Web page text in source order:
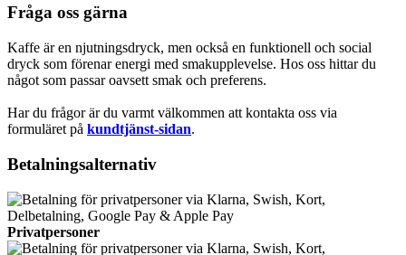
Fråga oss gärna
Kaffe är en njutningsdryck, men också en funktionell och social
dryck som förenar energi med smakupplevelse. Hos oss hittar du
något som passar oavsett smak och preferens.
Har du frågor är du varmt välkommen att kontakta oss via
formuläret på kundtjänst-sidan.
Betalningsalternativ
Privatpersoner